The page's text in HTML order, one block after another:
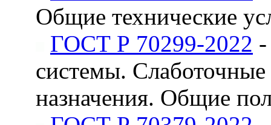
Общие технические
ГОСТ Р 70299-2022
системы.
назначения. Общие